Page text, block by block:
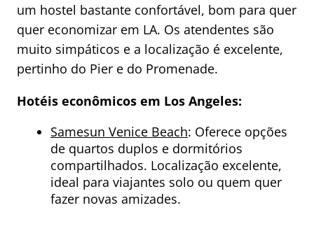
um hostel bastante confortável, bom para quer
quer economizar em LA. Os atendentes são
muito simpáticos e a localização é excelente,
pertinho do Pier e do Promenade.
Hotéis econômicos em Los Angeles:
Samesun Venice Beach: Oferece opções
de quartos duplos e dormitórios
compartilhados. Localização excelente,
ideal para viajantes solo ou quem quer
fazer novas amizades.